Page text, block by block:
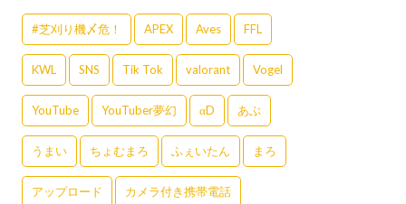
#芝刈り機〆危！ APEX Aves FFL
KWL SNS Tik Tok valorant Vogel
YouTube YouTuber夢幻 αD あぶ
うまい ちょむまろ ふぇいたん まろ
アップロード カメラ付き携帯電話